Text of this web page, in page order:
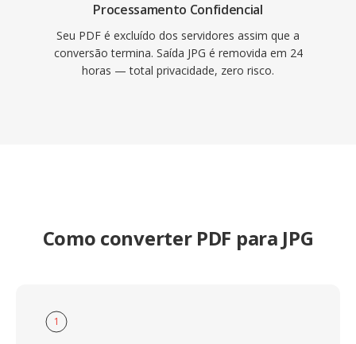
Processamento Confidencial
Seu PDF é excluído dos servidores assim que a
conversão termina. Saída JPG é removida em 24
horas — total privacidade, zero risco.
Como converter PDF para JPG
1